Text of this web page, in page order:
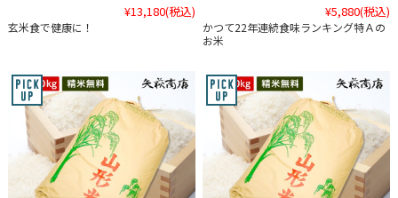
¥13,180(税込)
玄米食で健康に！
¥5,880(税込)
かつて22年連続食味ランキング特Ａの
お米